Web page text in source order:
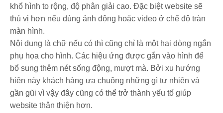
khổ hình to rộng, độ phân giải cao. Đặc biệt website sẽ
thú vị hơn nếu dùng ảnh động hoặc video ở chế độ tràn
màn hình.
Nội dung là chữ nếu có thì cũng chỉ là một hai dòng ngắn
phụ họa cho hình. Các hiệu ứng được gắn vào hình để
bổ sung thêm nét sống động, mượt mà. Bởi xu hướng
hiện này khách hàng ưa chuộng những gì tự nhiên và
gần gũi vì vậy đây cũng có thể trở thành yếu tố giúp
website thân thiện hơn.